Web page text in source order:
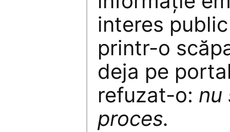
interes
printr-o
deja pe
refuzat-o: nu
proces.